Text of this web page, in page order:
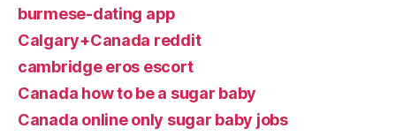
burmese-dating app
Calgary+Canada reddit
cambridge eros escort
Canada how to be a sugar baby
Canada online only sugar baby jobs